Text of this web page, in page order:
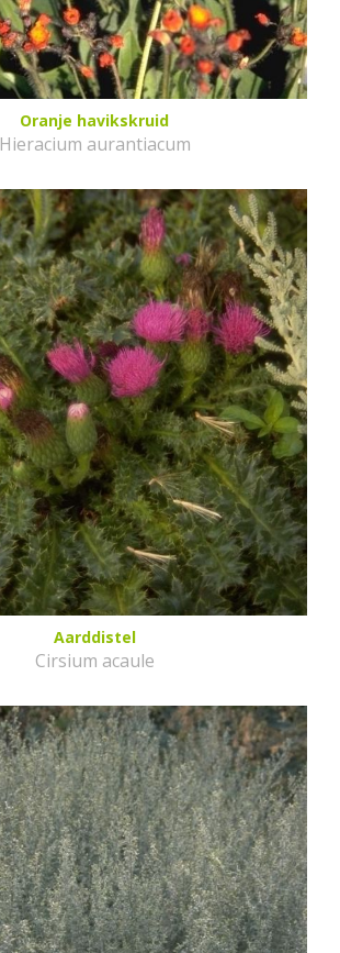
Oranje havikskruid
Hieracium aurantiacum
Aarddistel
Cirsium acaule